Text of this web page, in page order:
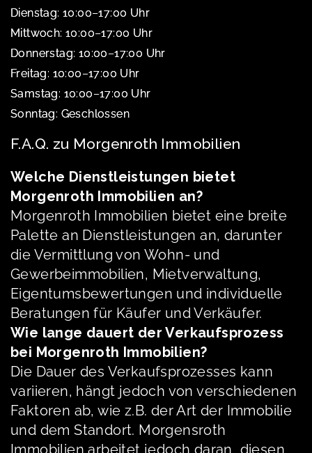
Dienstag: 10:00–17:00 Uhr
Mittwoch: 10:00–17:00 Uhr
Donnerstag: 10:00–17:00 Uhr
Freitag: 10:00–17:00 Uhr
Samstag: 10:00–17:00 Uhr
Sonntag: Geschlossen
F.A.Q. zu Morgenroth Immobilien
Welche Dienstleistungen bietet
Morgenroth Immobilien an?
Morgenroth Immobilien bietet eine breite
Palette an Dienstleistungen an, darunter
die Vermittlung von Wohn- und
Gewerbeimmobilien, Mietverwaltung,
Eigentumsbewertungen und individuelle
Beratungen für Käufer und Verkäufer.
Wie lange dauert der Verkaufsprozess
bei Morgenroth Immobilien?
Die Dauer des Verkaufsprozesses kann
variieren, hängt jedoch von verschiedenen
Faktoren ab, wie z.B. der Art der Immobilie
und dem Standort. Morgensroth
Immobilien arbeitet jedoch daran, diesen